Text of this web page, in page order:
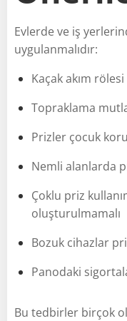
Evlerde ve iş
uygulanmalıdır:
Kaçak akım rölesi
Topraklama
Prizler çocuk
Nemli alanlarda
Çoklu priz
oluşturulmamalı
Bozuk cihazlar
Panodaki
Bu tedbirler birçok